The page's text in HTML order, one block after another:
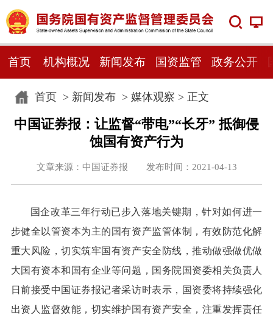
首页 机构概况 新闻发布 国资监管 政务公开
首页> 新闻发布> 媒体观察 > 正文
中国证券报：让监督“带电”“长牙” 抵御侵
蚀国有资产行为
文章来源：中国证券报 发布时间：2021-04-13
国企改革三年行动已步入落地关键期，针对如何进一
步健全以管资本为主的国有资产监管体制，有效防范化解
重大风险，切实筑牢国有资产安全防线，推动做强做优做
大国有资本和国有企业等问题，国务院国资委相关负责人
日前接受中国证券报记者采访时表示，国资委将持续强化
出资人监督效能，切实维护国有资产安全，注重发挥责任